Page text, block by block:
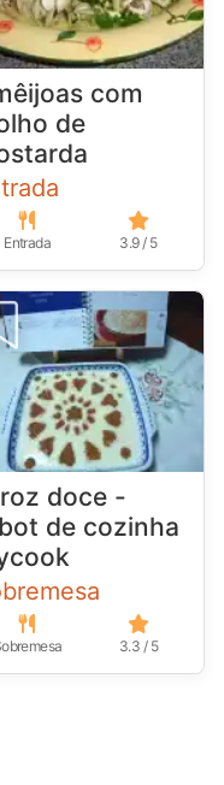
com
de
Entrada 3.9 / 5
doce -
de cozinha
3.3 / 5